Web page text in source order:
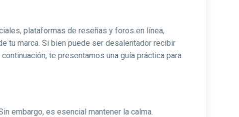
plataformas de reseñas y foros en línea,
tu marca. Si bien puede ser desalentador recibir
te presentamos una guía práctica para
embargo, es esencial mantener la calma.